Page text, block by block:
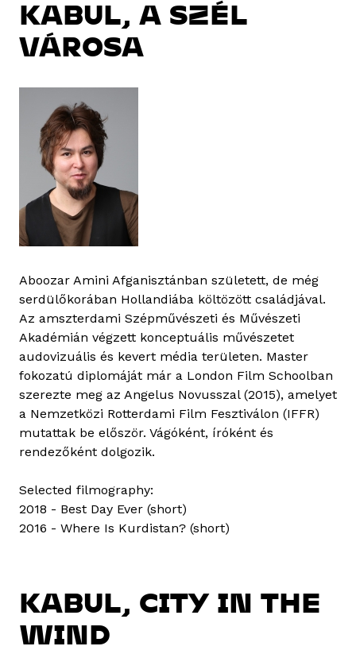
KABUL, A SZÉL
VÁROSA
Aboozar Amini Afganisztánban született, de még
serdülőkorában Hollandiába költözött családjával.
Az amszterdami Szépművészeti és Művészeti
Akadémián végzett konceptuális művészetet
audovizuális és kevert média területen. Master
fokozatú diplomáját már a London Film Schoolban
szerezte meg az Angelus Novusszal (2015), amelyet
a Nemzetközi Rotterdami Film Fesztiválon (IFFR)
mutattak be először. Vágóként, íróként és
rendezőként dolgozik.
Selected filmography:
2018 - Best Day Ever (short)
2016 - Where Is Kurdistan? (short)
KABUL, CITY IN THE
WIND